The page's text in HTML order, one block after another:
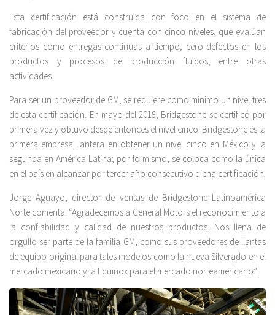
Esta certificación está construida con foco en el sistema de
fabricación del proveedor y cuenta con cinco niveles, que evalúan
criterios como entregas continuas a tiempo, cero defectos en los
productos y procesos de producción fluidos, entre otras
actividades.
Para ser un proveedor de GM, se requiere como mínimo un nivel tres
de esta certificación. En mayo del 2018, Bridgestone se certificó por
primera vez y obtuvo desde entonces el nivel cinco. Bridgestone es la
primera empresa llantera en obtener un nivel cinco en México y la
segunda en América Latina; por lo mismo, se coloca como la única
en el país en alcanzar por tercer año consecutivo dicha certificación.
Jorge Aguayo, director de ventas de Bridgestone Latinoamérica
Norte comenta: “Agradecemos a General Motors el reconocimiento a
la confiabilidad y calidad de nuestros productos. Nos llena de
orgullo ser parte de la familia GM, como sus proveedores de llantas
de equipo original para tales modelos como la nueva Silverado en el
mercado mexicano y la Equinox para el mercado norteamericano”.